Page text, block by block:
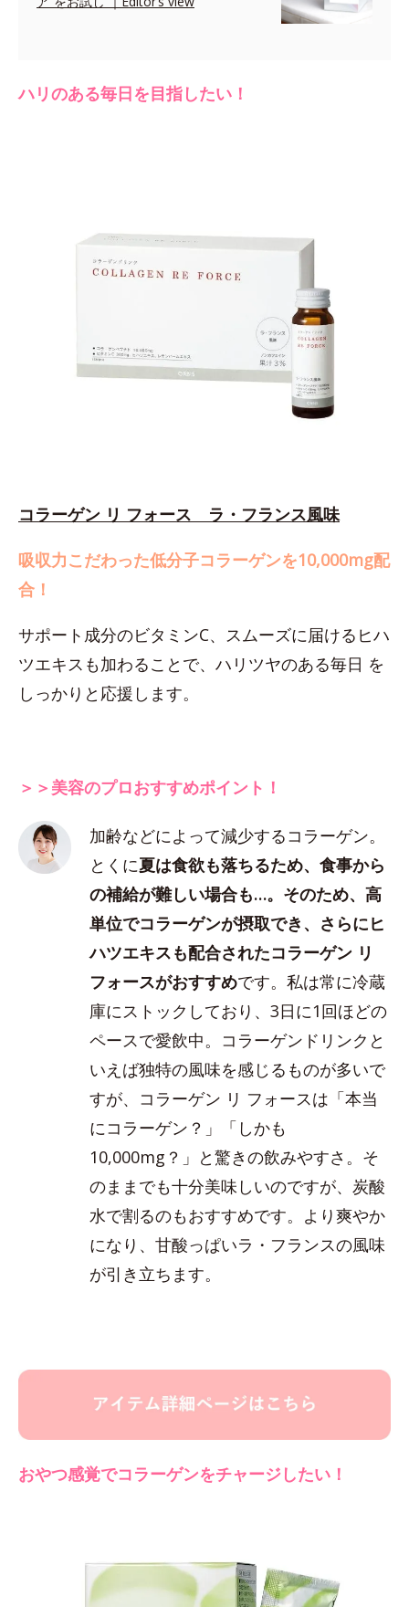
ハリのある毎日を目指したい！
コラーゲン リ フォース ラ・フランス風味
吸収力こだわった低分子コラーゲンを10,000mg配
合！
サポート成分のビタミンC、スムーズに届けるヒハ
ツエキスも加わることで、ハリツヤのある毎日 を
しっかりと応援します。
＞＞美容のプロおすすめポイント！
加齢などによって減少するコラーゲン。
とくに夏は食欲も落ちるため、食事から
の補給が難しい場合も…。そのため、高
単位でコラーゲンが摂取でき、さらにヒ
ハツエキスも配合されたコラーゲン リ
フォースがおすすめです。私は常に冷蔵
庫にストックしており、3日に1回ほどの
ペースで愛飲中。コラーゲンドリンクと
いえば独特の風味を感じるものが多いで
すが、コラーゲン リ フォースは「本当
にコラーゲン？」「しかも
10,000mg？」と驚きの飲みやすさ。そ
のままでも十分美味しいのですが、炭酸
水で割るのもおすすめです。より爽やか
になり、甘酸っぱいラ・フランスの風味
が引き立ちます。
おやつ感覚でコラーゲンをチャージしたい！